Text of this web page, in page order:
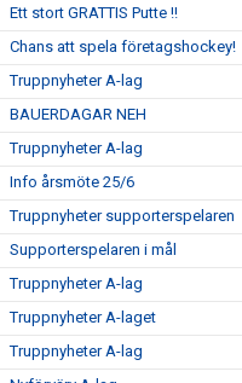
BILJETTER
BLI HOCKEYDOMARE
A-LAGETS MATCHER 25/26
KLUBBPROFIL
MEDLEMSSKAP
Ett stort GRATTIS Putte !!
Chans att spela företagshockey!
Truppnyheter A-lag
BAUERDAGAR NEH
Truppnyheter A-lag
Info årsmöte 25/6
Truppnyheter supporterspelaren
Supporterspelaren i mål
Truppnyheter A-lag
Truppnyheter A-laget
Truppnyheter A-lag